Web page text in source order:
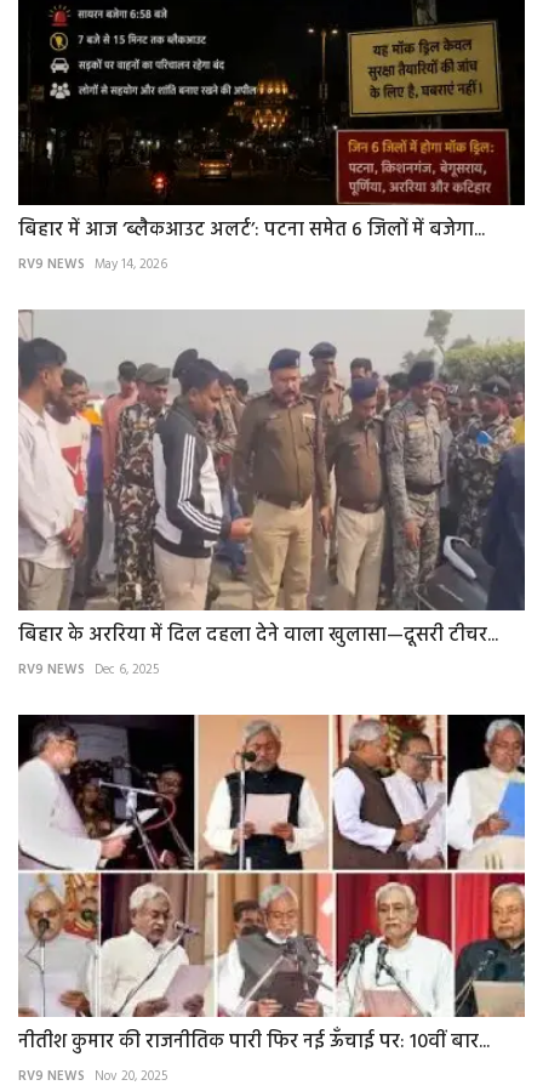
बिहार में आज ‘ब्लैकआउट अलर्ट’: पटना समेत 6 जिलों में बजेगा...
RV9 NEWS May 14, 2026
बिहार के अररिया में दिल दहला देने वाला खुलासा—दूसरी टीचर...
RV9 NEWS Dec 6, 2025
नीतीश कुमार की राजनीतिक पारी फिर नई ऊँचाई पर: 10वीं बार...
RV9 NEWS Nov 20, 2025